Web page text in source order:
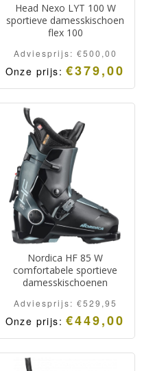
Head Nexo LYT 100 W
sportieve damesskischoen
flex 100
Adviesprijs: €500,00
Onze prijs:€379,00
Nordica HF 85 W
comfortabele sportieve
damesskischoenen
Adviesprijs: €529,95
Onze prijs:€449,00